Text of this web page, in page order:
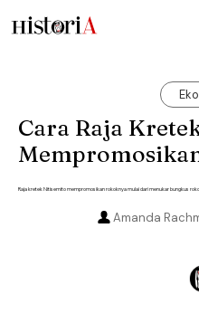
Cara Raja
Raja kretek Nitisemito mempromosikan rokoknya mulai dari menukar bungkus
Amanda